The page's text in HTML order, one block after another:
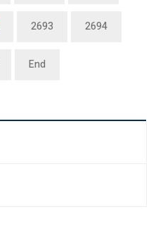
2693 2694
End